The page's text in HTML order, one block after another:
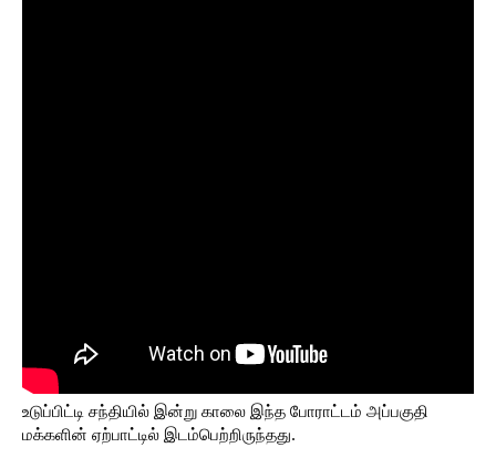
உடுப்பிட்டி சந்தியில் இன்று காலை இந்த போராட்டம் அப்பகுதி
மக்களின் ஏற்பாட்டில் இடம்பெற்றிருந்தது.